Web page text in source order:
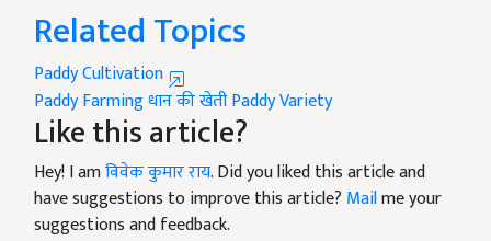
Related Topics
Paddy Cultivation
Paddy Farmingधान की खेतीPaddy Variety
Like this article?
Hey! I amविवेक कुमार राय. Did you liked this article and
have suggestions to improve this article? Mailme your
suggestions and feedback.